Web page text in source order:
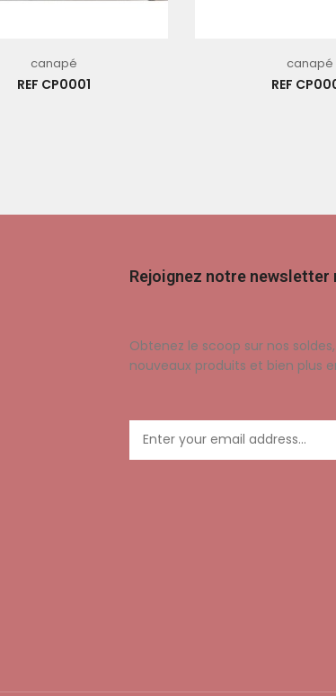
canapé
REF CP0001
canapé
REF
Rejoignez notre newsletter
Obtenez le scoop sur nos
nouveaux produits et bien plus